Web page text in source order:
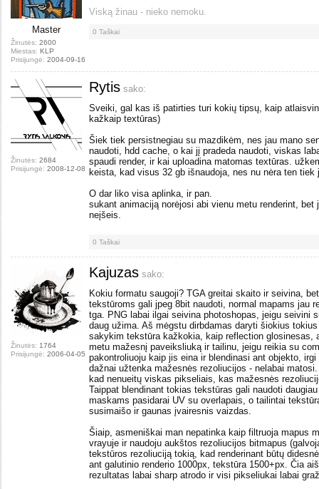
Master
Žinutės: 2600
Miestas: KLP
Prisijungė: 2004-09-16
Viską žinau - nieko nemoku.
0 Taškai
Žinutės: 2684
Prisijungė: 2008-12-08
Rytis sako:
Sveiki, gal kas iš patirties turi kokių tipsų, kaip
kažkaip textūras)
Šiek tiek persistnegiau su mazdikėm, nes jau mano
naudoti, hdd cache, o kai jį pradeda naudoti, viskas
spaudi render, ir kai uploadina matomas textūras.
keista, kad visus 32 gb išnaudoja, nes nu nėra ten
O dar liko visa aplinka, ir pan.
sukant animaciją norėjosi abi vienu metu renderint,
neįšeis.
0 Taškai
Žinutės: 1764
Prisijungė: 2006-04-05
Kajuzas sako:
Kokiu formatu saugoji? TGA greitai skaito ir seivina,
tekstūroms gali jpeg 8bit naudoti, normal mapams jau
tga. PNG labai ilgai seivina photoshopas, jeigu seivini
daug užima. Aš mėgstu dirbdamas daryti šiokius
sakykim tekstūra kažkokia, kaip reflection glosinesas,
metu mažesnį paveiksliuką ir tailinu, jeigu reikia su
pakontroliuoju kaip jis eina ir blendinasi ant objekto,
dažnai užtenka mažesnės rezoliucijos - nelabai
kad nenueitų viskas pikseliais, kas mažesnės
Taippat blendinant tokias tekstūras gali naudoti
maskams pasidarai UV su overlapais, o tailintai
susimaišo ir gaunas įvairesnis vaizdas.
Šiaip, asmeniškai man nepatinka kaip filtruoja mapus
vrayuje ir naudoju aukštos rezoliucijos bitmapus
tekstūros rezoliuciją tokią, kad renderinant būtų
ant galutinio renderio 1000px, tekstūra 1500+px. Čia
rezultatas labai sharp atrodo ir visi pikseliukai labai